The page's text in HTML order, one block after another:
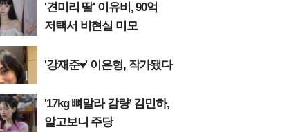
'견미리 딸' 이유비, 90억
저택서 비현실 미모
'강재준♥' 이은형, 작가됐다
'17kg 뼈말라 감량' 김민하,
알고보니 주당